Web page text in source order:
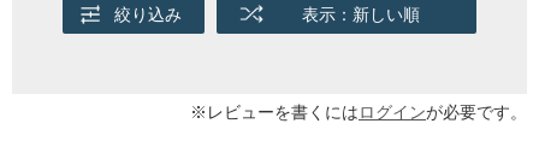
絞り込み 表示：新しい順
※レビューを書くにはログインが必要です。